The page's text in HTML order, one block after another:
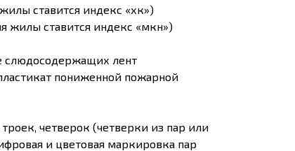
ставится индекс «хк»)
жилы ставится индекс «мкн»)
слюдосодержащих лент
пониженной пожарной
четверок (четверки из пар или
и цветовая маркировка пар